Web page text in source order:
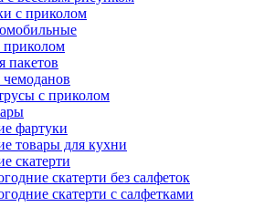
с приколом
приколом
пакетов
с приколом
фартуки
товары для кухни
скатерти
скатерти без салфеток
скатерти с салфетками